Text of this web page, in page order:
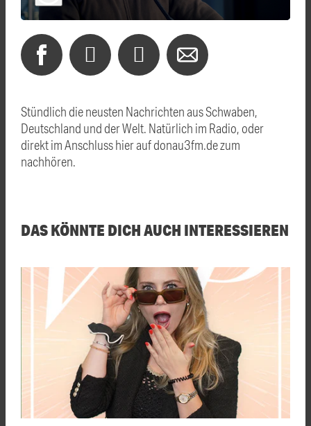
Stündlich die neusten Nachrichten aus Schwaben,
Deutschland und der Welt. Natürlich im Radio, oder
direkt im Anschluss hier auf donau3fm.de zum
nachhören.
DAS KÖNNTE DICH AUCH INTERESSIEREN